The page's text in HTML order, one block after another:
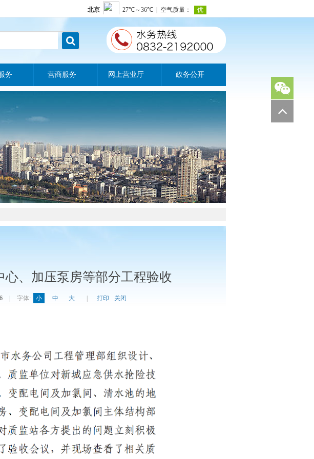

务 营商服务 网上营业厅 政务公开
心、加压泵房等部分工程验收
字体: 小 中 大 打印 关闭